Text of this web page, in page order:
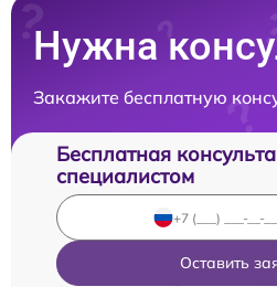
Нужна
Закажите бесплатную
Бесплатная
специалистом
Оставить